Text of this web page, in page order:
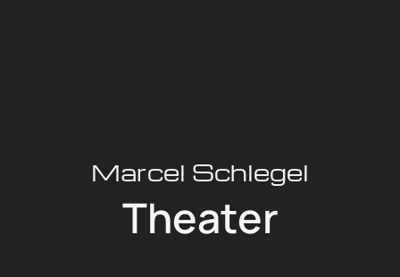
Marcel Schlegel
Theater